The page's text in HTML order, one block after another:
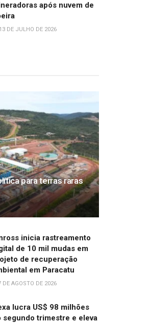
após nuvem de
13 DE JULHO DE 2026
para terras raras
inicia rastreamento
de 10 mil mudas em
de recuperação
em Paracatu
DE AGOSTO DE 2026
lucra US$ 98 milhões
segundo trimestre e eleva